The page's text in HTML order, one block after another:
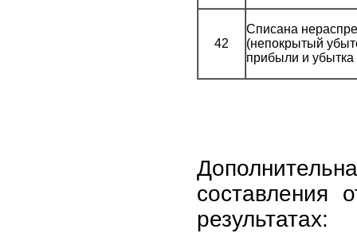
42
Списана
(непокрытый
прибыли и убытка
составления
результатах: